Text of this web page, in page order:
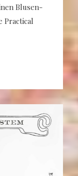
Blusen-
Practical